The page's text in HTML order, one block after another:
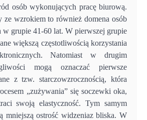
osób wykonujących pracę biurową.
ze wzrokiem to również domena osób
w grupie 41-60 lat. W pierwszej grupie
większą częstotliwością korzystania
Natomiast w drugim
mogą oznaczać pierwsze
z tzw. starczowzrocznością, która
„zużywania” się soczewki oka,
swoją elastyczność. Tym samym
mniejszą ostrość widzeniaz bliska. W